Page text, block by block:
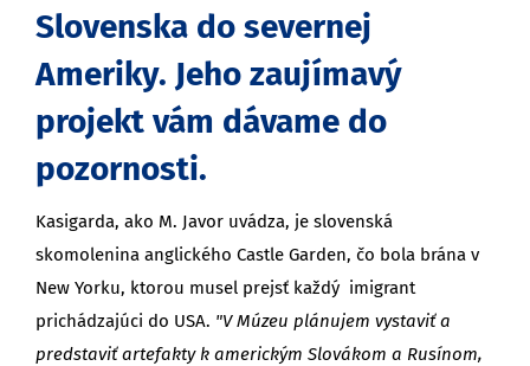
Slovenska do severnej
Ameriky. Jeho zaujímavý
projekt vám dávame do
pozornosti.
Kasigarda, ako M. Javor uvádza, je slovenská
skomolenina anglického Castle Garden, čo bola brána v
New Yorku, ktorou musel prejsť každý imigrant
prichádzajúci do USA. "V Múzeu plánujem vystaviť a
predstaviť artefakty k americkým Slovákom a Rusínom,